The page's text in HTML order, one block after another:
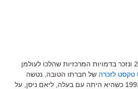
ה"גרדיאן" מסכם את 2009 ונזכר בדמויות המרכזיות שהלכו לעולמן
טקסט לזכרה של חברתו הטובה, נטשה
ריצ'רדסון, אותה הכיר ב-1993 כשהיא היתה עם בעלה, ליאם ניסן, על